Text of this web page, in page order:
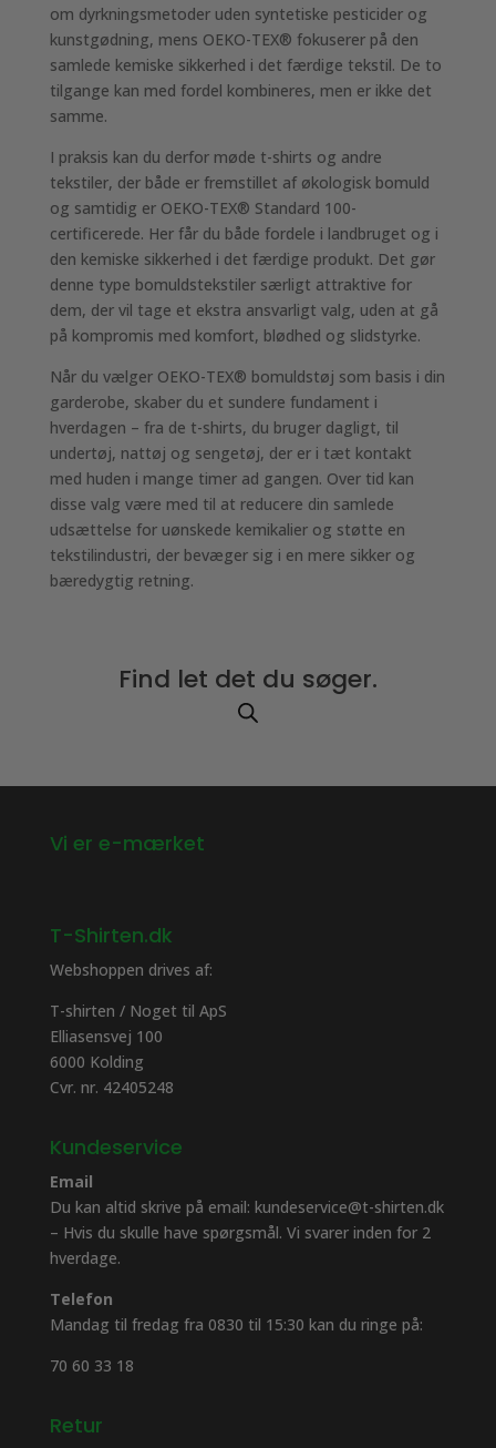
om dyrkningsmetoder uden syntetiske pesticider og
kunstgødning, mens OEKO-TEX® fokuserer på den
samlede kemiske sikkerhed i det færdige tekstil. De to
tilgange kan med fordel kombineres, men er ikke det
samme.
I praksis kan du derfor møde t-shirts og andre
tekstiler, der både er fremstillet af økologisk bomuld
og samtidig er OEKO-TEX® Standard 100-
certificerede. Her får du både fordele i landbruget og i
den kemiske sikkerhed i det færdige produkt. Det gør
denne type bomuldstekstiler særligt attraktive for
dem, der vil tage et ekstra ansvarligt valg, uden at gå
på kompromis med komfort, blødhed og slidstyrke.
Når du vælger OEKO-TEX® bomuldstøj som basis i din
garderobe, skaber du et sundere fundament i
hverdagen – fra de t-shirts, du bruger dagligt, til
undertøj, nattøj og sengetøj, der er i tæt kontakt
med huden i mange timer ad gangen. Over tid kan
disse valg være med til at reducere din samlede
udsættelse for uønskede kemikalier og støtte en
tekstilindustri, der bevæger sig i en mere sikker og
bæredygtig retning.
Find let det du søger.
Vi er e-mærket
T-Shirten.dk
Webshoppen drives af:
T-shirten / Noget til ApS
Elliasensvej 100
6000 Kolding
Cvr. nr. 42405248
Kundeservice
Email
Du kan altid skrive på email: kundeservice@t-shirten.dk
– Hvis du skulle have spørgsmål. Vi svarer inden for 2
hverdage.
Telefon
Mandag til fredag fra 0830 til 15:30 kan du ringe på:
70 60 33 18
Retur